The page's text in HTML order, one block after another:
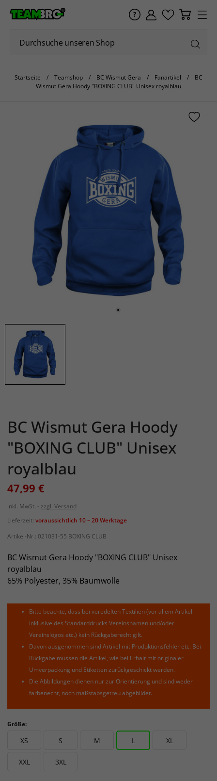
Startseite Teamshop BC Wismut Gera Fanartikel
BC
Wismut Gera Hoody "BOXING CLUB" Unisex royalblau
BC Wismut Gera Hoody
"BOXING CLUB" Unisex
royalblau
47,99 €
inkl. MwSt.
zzgl. Versand
Lieferzeit: voraussichtlich 10 – 20 Werktage
Artikel-Nr.: 021031-55 BOXING CLUB
BC Wismut Gera Hoody "BOXING CLUB" Unisex
royalblau
65% Polyester, 35% Baumwolle
Bitte beachte, dass bei veredelten Textilien (vor allem Artikel
inklusive des Standarddrucks Vereinsnamen und/oder
Vereinslogos etc.) kein Rückgaberecht gilt.
Davon ausgenommen sind Artikel mit Produktionsfehler etc. Bei
Rückgabe müssen die Artikel, wie bei Erhalt mit originaler
Umverpackung und Etiketten zurückgeschickt werden.
Die Abbildungen dienen nur zur Orientierung und sind weder
farbenecht, noch maßstabsgetreu abgebildet.
Größe:
XS S M L XL
XXL 3XL